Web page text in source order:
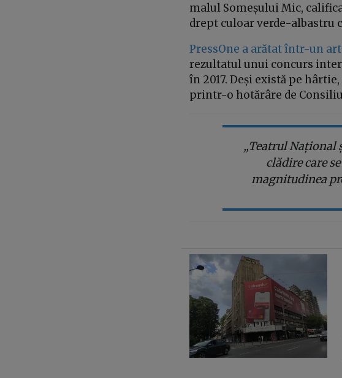
malul Someșului Mic,
drept culoar verde-
PressOne a arătat într-un
rezultatul unui concurs
în 2017. Deși există pe
printr-o hotărâre de
„Teatrul Național
clădire care
magnitudinea